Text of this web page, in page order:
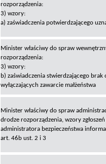
rozporządzenia:
3) wzory:
a) zaświadczenia potwierdzającego
Minister właściwy do spraw
rozporządzenia:
3) wzory:
b) zaświadczenia stwierdzającego brak
wyłączających zawarcie małżeństwa
Minister właściwy do spraw
drodze rozporządzenia, wzory zgłoszeń
administratora bezpieczeństwa
art. 46b ust. 2 i 3